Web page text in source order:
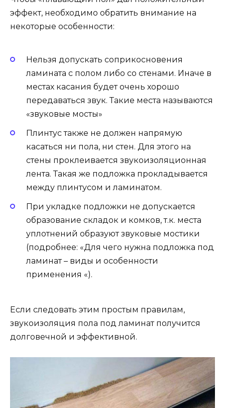
эффект, необходимо обратить внимание на
некоторые особенности:
Нельзя допускать соприкосновения
ламината с полом либо со стенами. Иначе в
местах касания будет очень хорошо
передаваться звук. Такие места называются
«звуковые мосты»
Плинтус также не должен напрямую
касаться ни пола, ни стен. Для этого на
стены проклеивается звукоизоляционная
лента. Такая же подложка прокладывается
между плинтусом и ламинатом.
При укладке подложки не допускается
образование складок и комков, т.к. места
уплотнений образуют звуковые мостики
(подробнее: «Для чего нужна подложка под
ламинат – виды и особенности
применения «).
Если следовать этим простым правилам,
звукоизоляция пола под ламинат получится
долговечной и эффективной.